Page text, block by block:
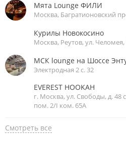
Мята Lounge ФИЛИ
Москва, Багратионовский
Курилы Новокосино
Москва, Реутов, ул. Челомея,
МСК lounge на Шоссе
Электродная 2 с. 32
EVEREST HOOKAH
г. Москва, ул. Свободы, д. 48
пом. 2/I ком. 65А
Смотреть все